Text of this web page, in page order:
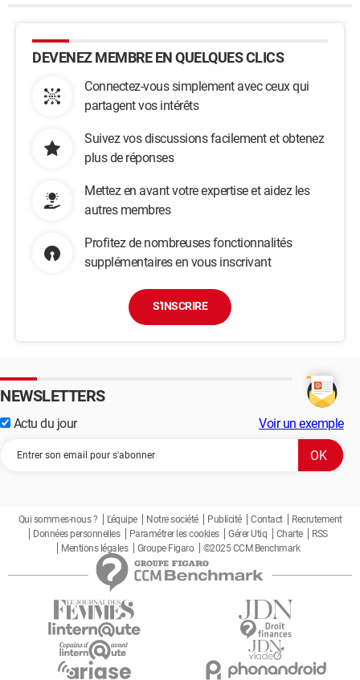
DEVENEZ MEMBRE EN QUELQUES CLICS
Connectez-vous simplement avec ceux qui
partagent vos intérêts
Suivez vos discussions facilement et obtenez
plus de réponses
Mettez en avant votre expertise et aidez les
autres membres
Profitez de nombreuses fonctionnalités
supplémentaires en vous inscrivant
S'INSCRIRE
NEWSLETTERS
Actu du jour Voir un exemple
Qui sommes-nous ? L'équipe Notre société Publicité Contact
Recrutement
Données personnelles
Paramétrer les cookies Gérer Utiq Charte
RSS
Mentions légales
Groupe Figaro ©2025 CCM Benchmark